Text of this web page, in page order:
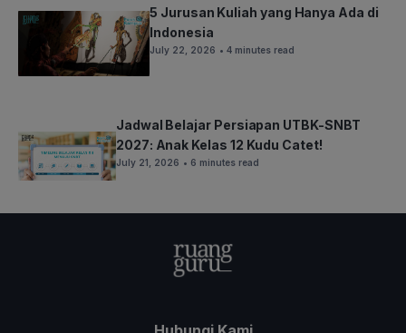
5 Jurusan Kuliah yang Hanya Ada di
Indonesia
July 22, 2026 • 4 minutes read
Jadwal Belajar Persiapan UTBK-SNBT
2027: Anak Kelas 12 Kudu Catet!
July 21, 2026 • 6 minutes read